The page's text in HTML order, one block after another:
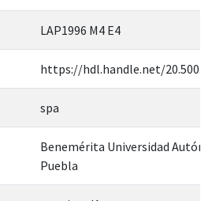
LAP1996 M4 E4
https://hdl.handle.net/
spa
Benemérita Universidad
Puebla